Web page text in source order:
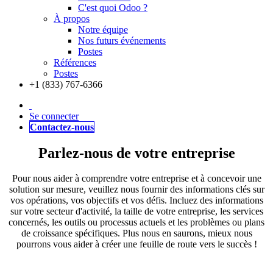
C'est quoi Odoo ?
À propos
Notre équipe
Nos futurs événements
Postes
Références
Postes
+1 (833) 767-6366
Se connecter
Contactez-nous
Parlez-nous de votre entreprise
Pour nous aider à comprendre votre entreprise et à concevoir une
solution sur mesure, veuillez nous fournir des informations clés sur
vos opérations, vos objectifs et vos défis. Incluez des informations
sur votre secteur d'activité, la taille de votre entreprise, les services
concernés, les outils ou processus actuels et les problèmes ou plans
de croissance spécifiques. Plus nous en saurons, mieux nous
pourrons vous aider à créer une feuille de route vers le succès !